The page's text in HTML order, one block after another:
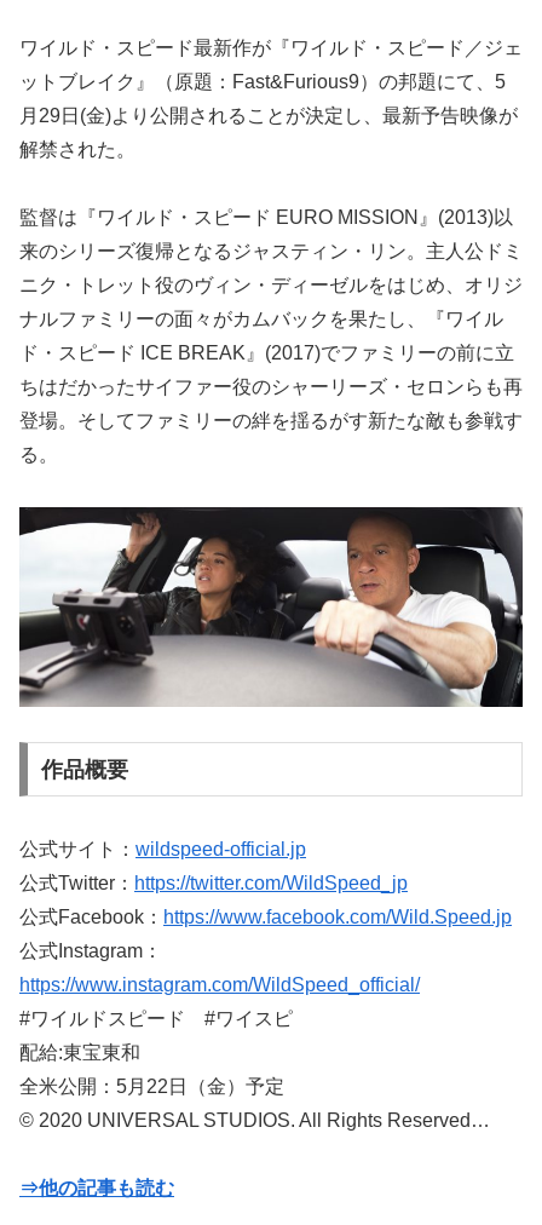
ワイルド・スピード最新作が『ワイルド・スピード／ジェ
ットブレイク』（原題：Fast&Furious9）の邦題にて、5
月29日(金)より公開されることが決定し、最新予告映像が
解禁された。
監督は『ワイルド・スピード EURO MISSION』(2013)以
来のシリーズ復帰となるジャスティン・リン。主人公ドミ
ニク・トレット役のヴィン・ディーゼルをはじめ、オリジ
ナルファミリーの面々がカムバックを果たし、『ワイル
ド・スピード ICE BREAK』(2017)でファミリーの前に立
ちはだかったサイファー役のシャーリーズ・セロンらも再
登場。そしてファミリーの絆を揺るがす新たな敵も参戦す
る。
作品概要
公式サイト： wildspeed-official.jp
公式Twitter： https://twitter.com/WildSpeed_jp
公式Facebook： https://www.facebook.com/Wild.Speed.jp
公式Instagram：
https://www.instagram.com/WildSpeed_official/
#ワイルドスピード #ワイスピ
配給:東宝東和
全米公開：5月22日（金）予定
© 2020 UNIVERSAL STUDIOS. All Rights Reserved…
⇒他の記事も読む